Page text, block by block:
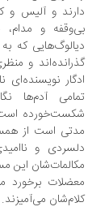
و آلیس و کورت
و مدام، جهت
که به
و منظری که
نویسنده‌ای ناکام
آدم‌ها نگاه
است و از
است از همسرش
و ناامیدی
این مسائل
برخورد می‌کنند
می‌آمیزند.